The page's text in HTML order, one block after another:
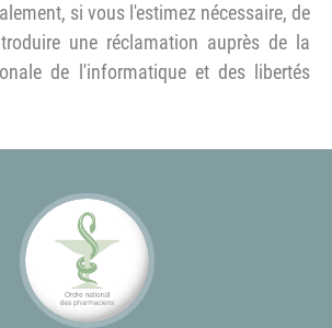
si vous l'estimez nécessaire, de
une réclamation auprès de la
de l'informatique et des libertés